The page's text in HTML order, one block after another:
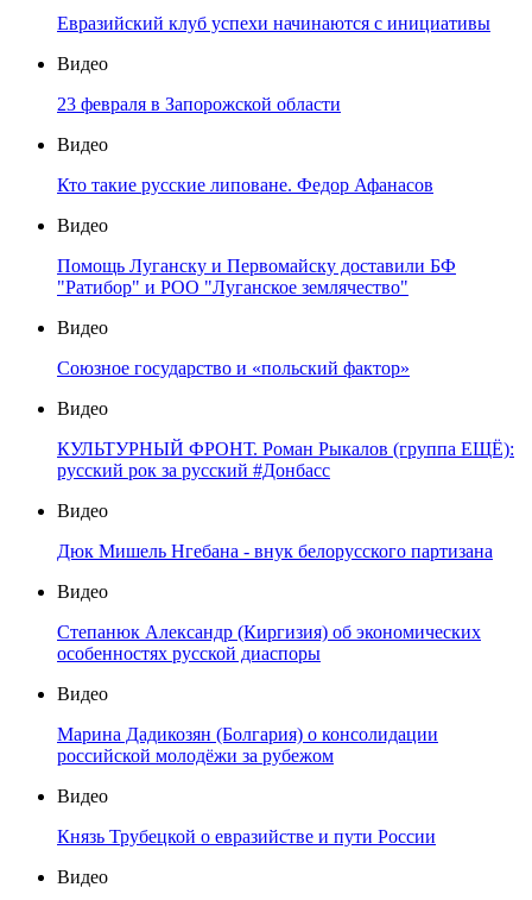
Евразийский клуб успехи начинаются с инициативы
Видео
23 февраля в Запорожской области
Видео
Кто такие русские липоване. Федор Афанасов
Видео
Помощь Луганску и Первомайску доставили БФ
"Ратибор" и РОО "Луганское землячество"
Видео
Союзное государство и «польский фактор»
Видео
КУЛЬТУРНЫЙ ФРОНТ. Роман Рыкалов (группа ЕЩЁ):
русский рок за русский #Донбасс
Видео
Дюк Мишель Нгебана - внук белорусского партизана
Видео
Степанюк Александр (Киргизия) об экономических
особенностях русской диаспоры
Видео
Марина Дадикозян (Болгария) о консолидации
российской молодёжи за рубежом
Видео
Князь Трубецкой о евразийстве и пути России
Видео